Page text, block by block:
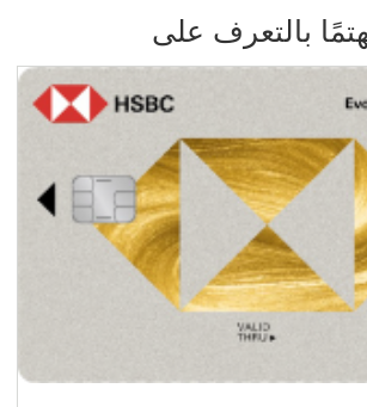
بالتعرف على